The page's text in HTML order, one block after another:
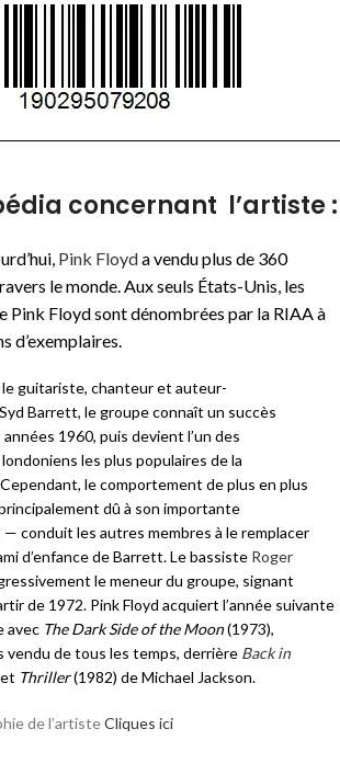
concernant l’artiste :
Pink Floyda vendu plus de 360
le monde . Aux seuls États-Unis, les
Pink Floyd sont dénombrées par la RIAA à
d’exemplaires
guitariste, chanteur et auteur-
Barrett, le groupe connaît un succès
1960, puis devient l’un des
les plus populaires de la
le comportement de plus en plus
dû à son importante
— conduit les autres membres à le remplacer
d’enfance de Barrett. Le bassiste Roger
le meneur du groupe, signant
de 1972. Pink Floyd acquiert l’année suivante
avec The Dark Side of the Moon(1973),
vendu de tous les temps, derrière Back in
et Thriller(1982) de Michael Jackson.
de l’artisteCliques ici